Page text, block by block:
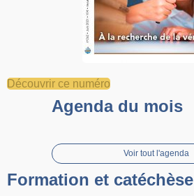
Découvrir ce numéro
Agenda du mois
Voir tout l'agenda
Formation et catéchèse